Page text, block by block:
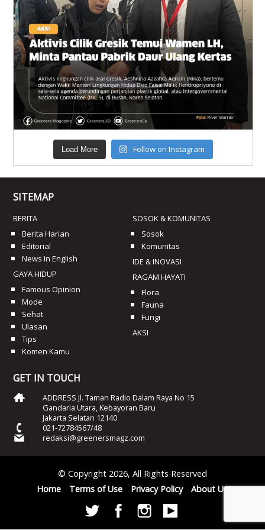
Load More Follow on Instagram
SITEMAP
BERITA
Berita Harian
Editorial
News In English
GAYA HIDUP
Famous Opinion
Mode
Sehat
Ulasan
Tips
Komen Kamu
SOSOK & KOMUNITAS
Sosok
Komunitas
IDE & INOVASI
RAGAM HAYATI
Flora
Fauna
Fungi
AKSI
GET IN TOUCH
ADDRESS Jl. Taman Radio Dalam Raya No 15
Gandaria Utara, Kebayoran Baru
Jakarta Selatan 12140
021-72784567/48
redaksi@greenersmagz.com
© Copyright 2026, All Rights Reserved
Home
Terms of Use Privacy Policy About Us